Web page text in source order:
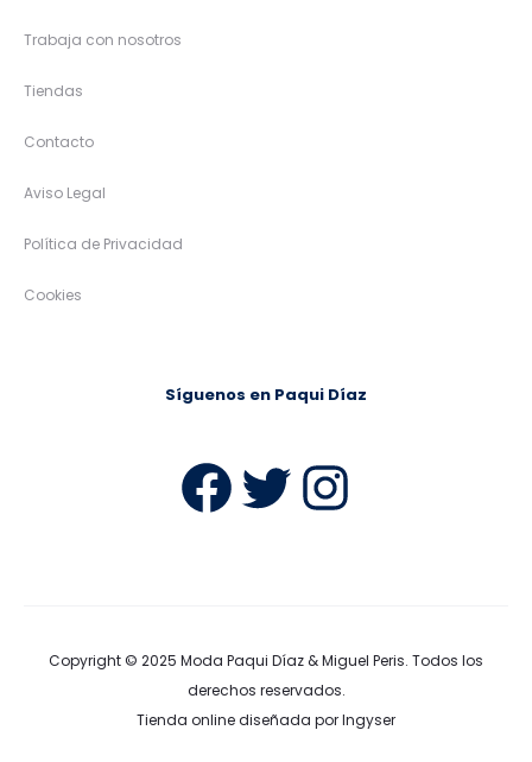
Trabaja con nosotros
Tiendas
Contacto
Aviso Legal
Política de Privacidad
Cookies
Síguenos en Paqui Díaz
Facebook
Twitter
Copyright © 2025 Moda Paqui Díaz & Miguel Peris. Todos los
derechos reservados.
Tienda online diseñada por Ingyser